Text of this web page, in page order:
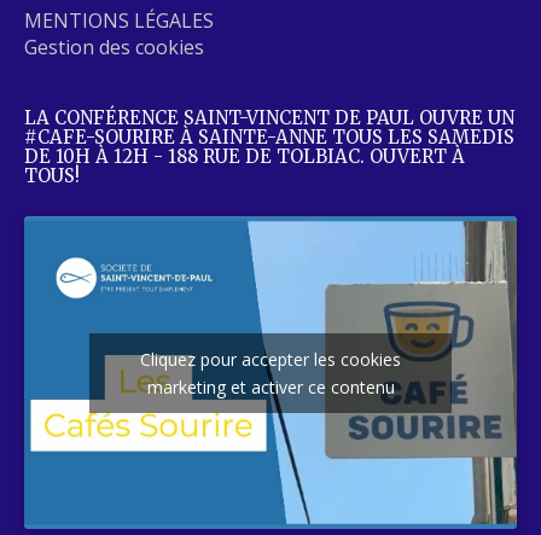
MENTIONS LÉGALES
Gestion des cookies
LA CONFÉRENCE SAINT-VINCENT DE PAUL OUVRE UN
#CAFE-SOURIRE À SAINTE-ANNE TOUS LES SAMEDIS
DE 10H À 12H - 188 RUE DE TOLBIAC. OUVERT À
TOUS!
Cliquez pour accepter les cookies
marketing et activer ce contenu